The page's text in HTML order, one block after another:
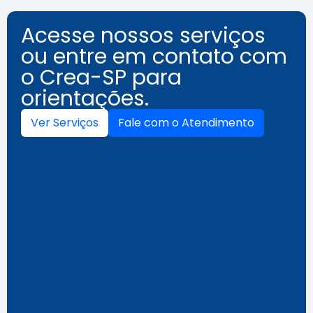
Acesse nossos serviços
ou entre em contato com
o Crea-SP para
orientações.
Ver Serviços Fale com o Atendimento